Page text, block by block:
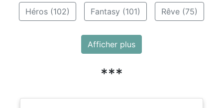
Héros (102) Fantasy (101) Rêve (75)
Afficher plus
***